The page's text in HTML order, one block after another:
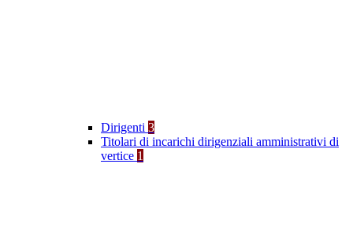
Dirigenti 3
Titolari di incarichi dirigenziali amministrativi di
vertice 1